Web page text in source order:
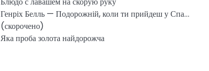
Генріх Белль — Подорожній, коли ти прийдеш у Спа…
(скорочено)
Яка проба золота найдорожча